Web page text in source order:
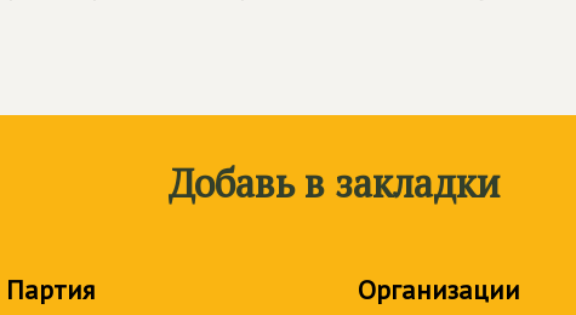
Добавь в закладки
Партия Организации